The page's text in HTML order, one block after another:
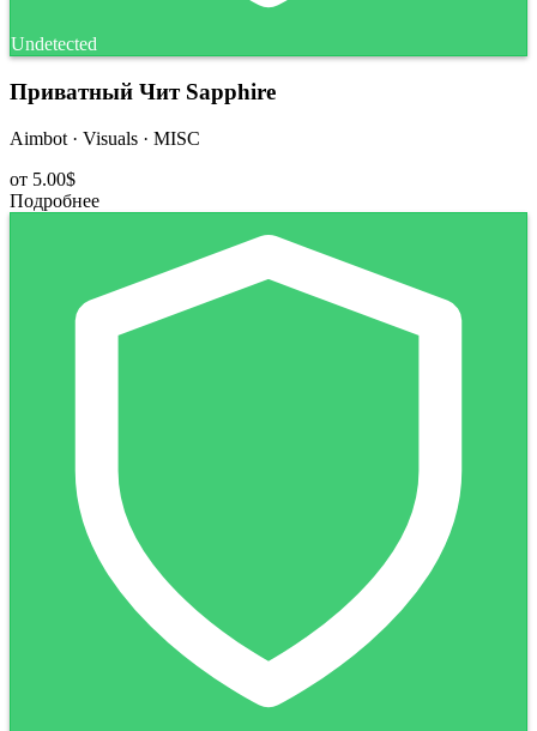
Undetected
Приватный Чит Sapphire
Aimbot · Visuals · MISC
от 5.00$
Подробнее